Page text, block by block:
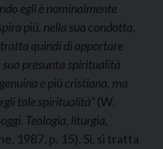
egli è nominalmente
più, nella sua condotta,
quindi di apportare
presunta spiritualità
e più cristiana, ma
tale spiritualità”(W.
Teologia, liturgia,
1987, p. 15). Sì, si tratta